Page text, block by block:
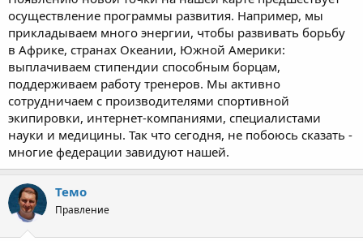
осуществление программы развития. Например, мы
прикладываем много энергии, чтобы развивать борьбу
в Африке, странах Океании, Южной Америки:
выплачиваем стипендии способным борцам,
поддерживаем работу тренеров. Мы активно
сотрудничаем с производителями спортивной
экипировки, интернет-компаниями, специалистами
науки и медицины. Так что сегодня, не побоюсь сказать -
многие федерации завидуют нашей.
Темо
Правление